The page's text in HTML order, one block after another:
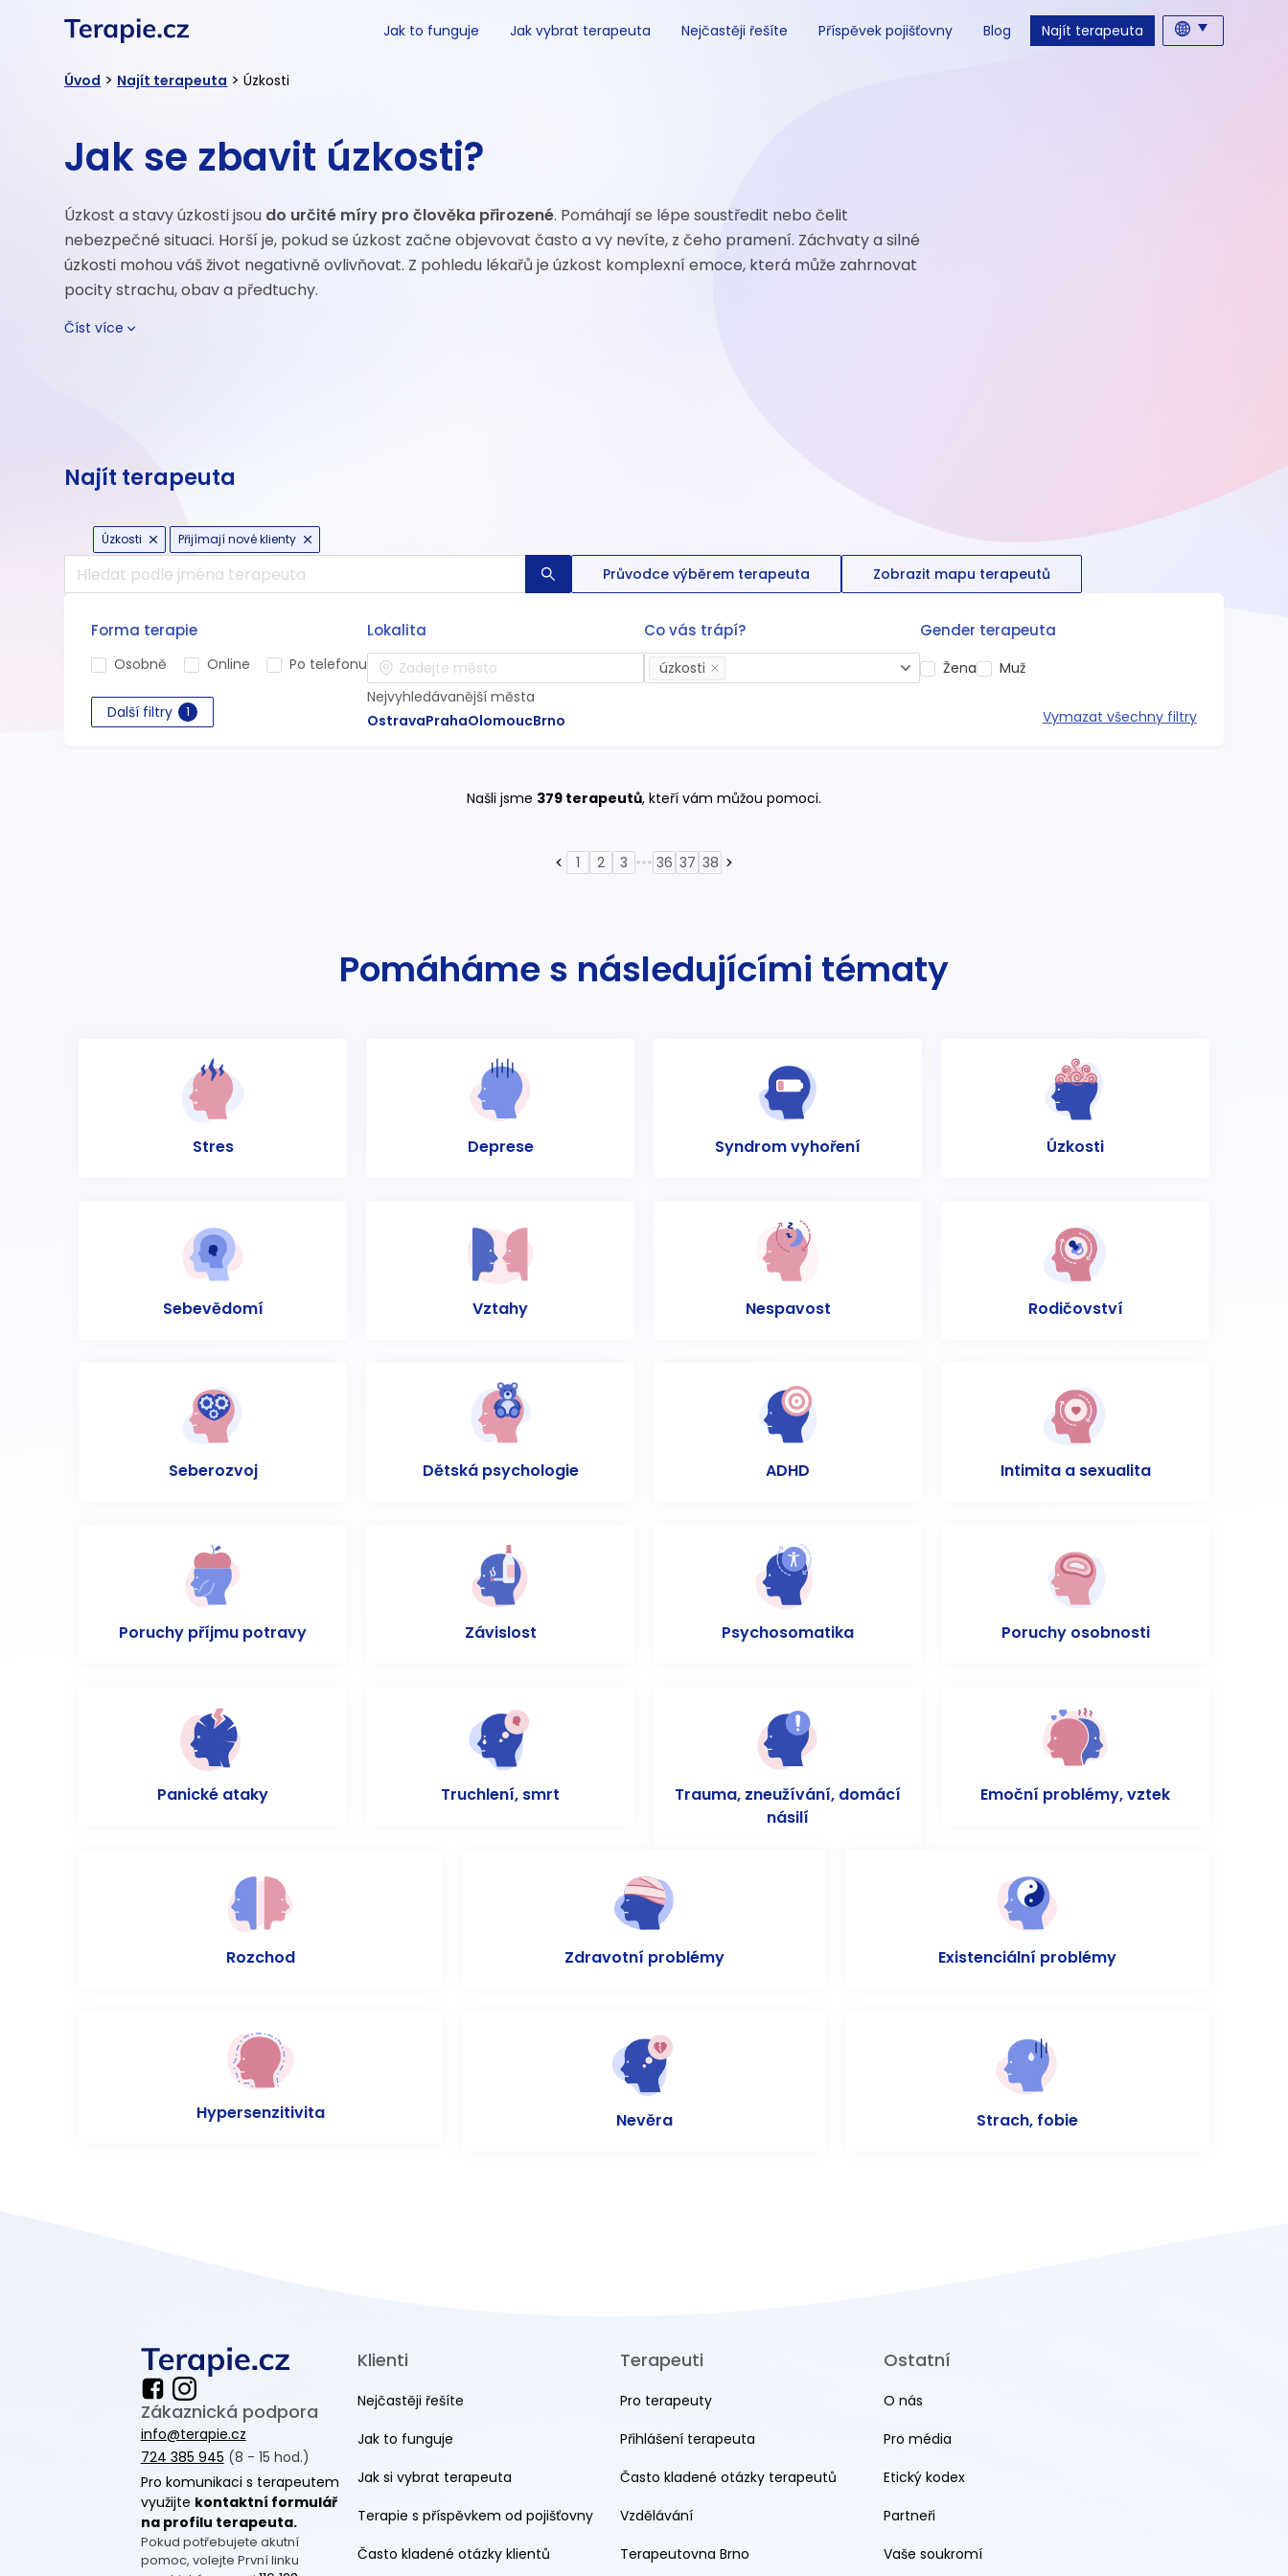
Jak to funguje Jak vybrat terapeuta Nejčastěji řešíte Příspěvek pojišťovny Blog Najít terapeuta
Úvod > Najít terapeuta > Úzkosti
Jak se zbavit úzkosti?
Úzkost a stavy úzkosti jsou do určité míry pro člověka přirozené. Pomáhají se lépe soustředit nebo čelit
nebezpečné situaci. Horší je, pokud se úzkost začne objevovat často a vy nevíte, z čeho pramení. Záchvaty a silné
úzkosti mohou váš život negativně ovlivňovat. Z pohledu lékařů je úzkost komplexní emoce, která může zahrnovat
pocity strachu, obav a předtuchy.
Číst více
Najít terapeuta
Průvodce výběrem terapeuta Zobrazit mapu terapeutů
Forma terapie
Osobně Online Po telefonu
Lokalita
Nejvyhledávanější města
OstravaPrahaOlomoucBrno
Co vás trápí?
úzkosti
Gender terapeuta
Žena Muž
Další filtry 1 Vymazat všechny filtry
Úzkosti Přijímají nové klienty
Našli jsme 379 terapeutů, kteří vám můžou pomoci.
1 2 3 ••• 36 37 38
Pomáháme s následujícími tématy
Stres Deprese Syndrom vyhoření Úzkosti
Sebevědomí Vztahy Nespavost Rodičovství
Seberozvoj Dětská psychologie ADHD Intimita a sexualita
Poruchy příjmu potravy Závislost Psychosomatika Poruchy osobnosti
Panické ataky Truchlení, smrt
Trauma, zneužívání, domácí
násilí
Emoční problémy, vztek
Rozchod Zdravotní problémy Existenciální problémy
Hypersenzitivita Nevěra Strach, fobie
Zákaznická podpora
info@terapie.cz
724 385 945 (8 - 15 hod.)
Pro komunikaci s terapeutem
využijte kontaktní formulář
na profilu terapeuta.
Pokud potřebujete akutní
pomoc, volejte První linku
Klienti
Nejčastěji řešíte
Jak to funguje
Jak si vybrat terapeuta
Terapie s příspěvkem od pojišťovny
Často kladené otázky klientů
Terapeuti
Pro terapeuty
Přihlášení terapeuta
Často kladené otázky terapeutů
Vzdělávání
Terapeutovna Brno
Ostatní
O nás
Pro média
Etický kodex
Partneři
Vaše soukromí